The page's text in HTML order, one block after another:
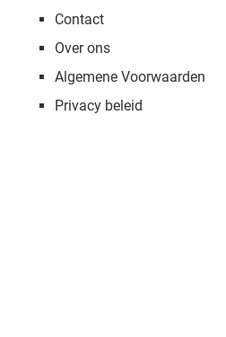
Contact
Over ons
Algemene Voorwaarden
Privacy beleid